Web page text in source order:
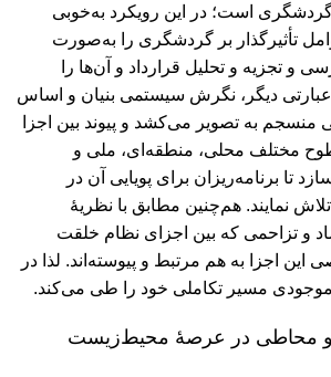
گردشگری است؛ در این رویکرد به‌خوبی
تأثیرگذار بر گردشگری را به‌صورت
و تجزیه و تحلیل قرارداد و آن‌ها را
دیگر، نگرش سیستمی بنیان و اساس
منسجم به تصویر می‌کشد و پیوند بین اجزا
مختلف محلی، منطقه‌ای، ملی و
تا برنامه‌ریزان برای پویایی آن در
نمایند. هم‌چنین مطابق با نظریۀ
و تزاحمی که بین اجزای نظام خلقت
این اجزا به هم مرتبط و پیوسته‌اند. لذا در
موجودی مسیر تکاملی خود را طی می‌کند.
و محاطی در عرصۀ محیط‌زیست